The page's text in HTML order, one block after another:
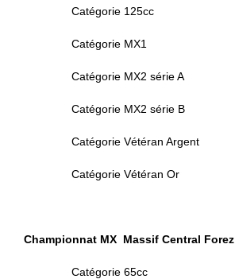
Catégorie 125cc
Catégorie MX1
Catégorie MX2 série A
Catégorie MX2 série B
Catégorie Vétéran Argent
Catégorie Vétéran Or
Championnat MX Massif Central Forez
Catégorie 65cc